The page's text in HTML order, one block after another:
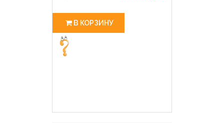
В КОРЗИНУ